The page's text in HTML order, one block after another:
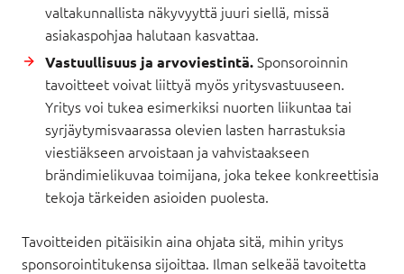
valtakunnallista näkyvyyttä juuri siellä, missä
asiakaspohjaa halutaan kasvattaa.
Vastuullisuus ja arvoviestintä.Sponsoroinnin
tavoitteet voivat liittyä myös yritysvastuuseen.
Yritys voi tukea esimerkiksi nuorten liikuntaa tai
syrjäytymisvaarassa olevien lasten harrastuksia
viestiäkseen arvoistaan ja vahvistaakseen
brändimielikuvaa toimijana, joka tekee konkreettisia
tekoja tärkeiden asioiden puolesta.
Tavoitteiden pitäisikin aina ohjata sitä, mihin yritys
sponsorointitukensa sijoittaa. Ilman selkeää tavoitetta